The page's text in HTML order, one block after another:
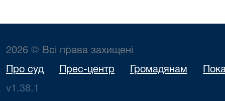
2026 © Всі права захищені
Про суд Прес-центр Громадянам
v1.38.1